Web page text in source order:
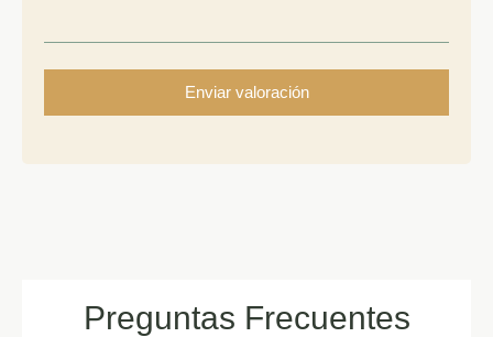
Preguntas Frecuentes